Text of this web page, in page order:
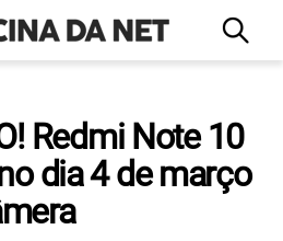
Redmi Note 10
dia 4 de março